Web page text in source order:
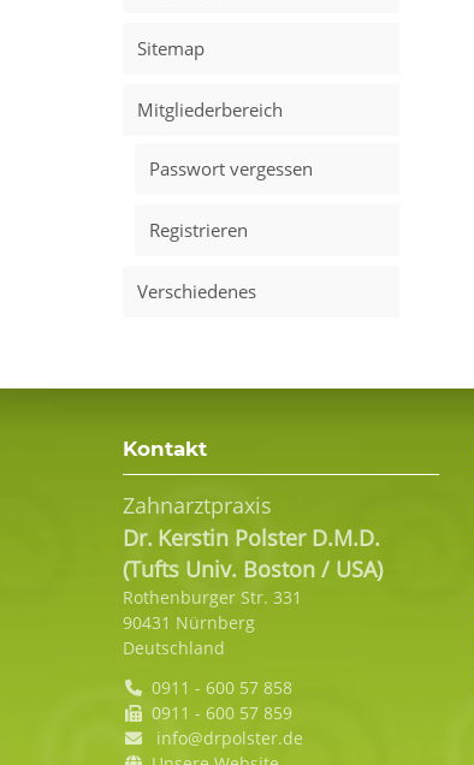
Sitemap
Mitgliederbereich
Passwort vergessen
Registrieren
Verschiedenes
Kontakt
Zahnarztpraxis
Dr. Kerstin Polster D.M.D.
(Tufts Univ. Boston / USA)
Rothenburger Str. 331
90431 Nürnberg
Deutschland
0911 - 600 57 858
0911 - 600 57 859
info@drpolster.de